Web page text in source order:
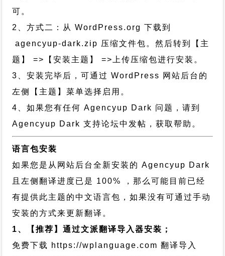
可。
2、方式二：从 WordPress.org 下载到
agencyup-dark.zip 压缩文件包。然后转到【主
题】 =>【安装主题】 =>上传压缩包进行安装。
3、安装完毕后，可通过 WordPress 网站后台的
左侧【主题】菜单选择启用。
4、如果您有任何 Agencyup Dark 问题，请到
Agencyup Dark 支持论坛中发帖，获取帮助。
语言包安装
如果您是从网站后台全新安装的 Agencyup Dark
且左侧翻译进度已是 100% ，那么可能目前已经
有提供此主题的中文语言包，如果没有可通过手动
安装的方式来更新翻译。
1、【推荐】通过文派翻译导入器安装；
免费下载 https://wplanguage.com 翻译导入